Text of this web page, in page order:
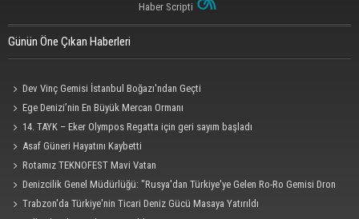
Haber Scripti
Günün Öne Çıkan Haberleri
Dev Vinç Gemisi İstanbul Boğazı'ndan Geçti
Ege Denizi’nin En Büyük Mercan Ormanı
14. TAYK – Eker Olympos Regatta için geri sayım başladı
Asaf Güneri Hayatını Kaybetti
Rotamız TEKNOFEST Mavi Vatan
Denizcilik Genel Müdürlüğü: "Rusya'dan Türkiye'ye Gelen Ro-Ro Gemisi Dron
Saldırısına Uğradı"
Trabzon'da Türkiye'nin Ticari Deniz Gücü Masaya Yatırıldı